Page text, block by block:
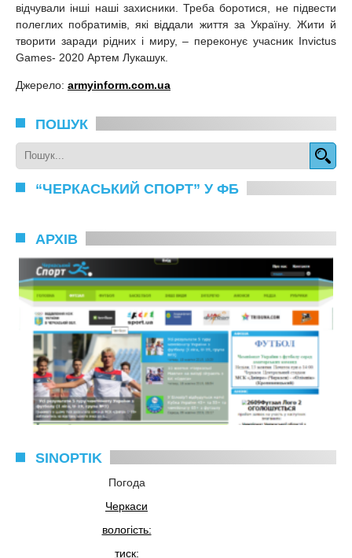
відчували інші наші захисники. Треба боротися, не підвести
полеглих побратимів, які віддали життя за Україну. Жити й
творити заради рідних і миру, – переконує учасник Invictus
Games- 2020 Артем Лукашук.
Джерело: armyinform.com.ua
ПОШУК
“ЧЕРКАСЬКИЙ СПОРТ” У ФБ
АРХІВ
SINOPTIK
Погода
Черкаси
вологість:
тиск: